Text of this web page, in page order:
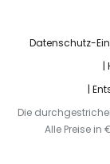
Datenschutz-
Die
Alle Preise in